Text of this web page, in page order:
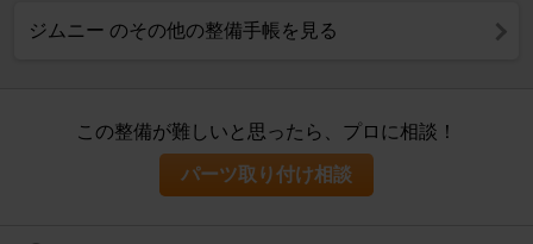
ジムニー のその他の整備手帳を見る
この整備が難しいと思ったら、プロに相談！
パーツ取り付け相談